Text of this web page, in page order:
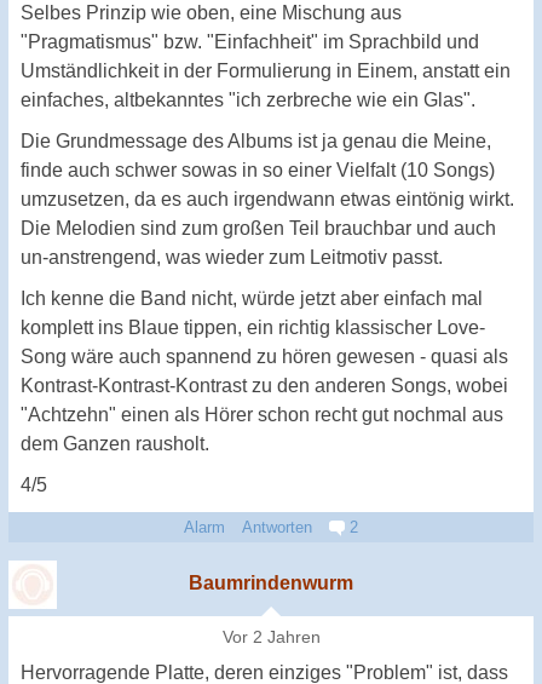
Selbes Prinzip wie oben, eine Mischung aus
"Pragmatismus" bzw. "Einfachheit" im Sprachbild und
Umständlichkeit in der Formulierung in Einem, anstatt ein
einfaches, altbekanntes "ich zerbreche wie ein Glas".
Die Grundmessage des Albums ist ja genau die Meine,
finde auch schwer sowas in so einer Vielfalt (10 Songs)
umzusetzen, da es auch irgendwann etwas eintönig wirkt.
Die Melodien sind zum großen Teil brauchbar und auch
un-anstrengend, was wieder zum Leitmotiv passt.
Ich kenne die Band nicht, würde jetzt aber einfach mal
komplett ins Blaue tippen, ein richtig klassischer Love-
Song wäre auch spannend zu hören gewesen - quasi als
Kontrast-Kontrast-Kontrast zu den anderen Songs, wobei
"Achtzehn" einen als Hörer schon recht gut nochmal aus
dem Ganzen rausholt.
4/5
Alarm Antworten 2
Baumrindenwurm
Vor 2 Jahren
Hervorragende Platte, deren einziges "Problem" ist, dass